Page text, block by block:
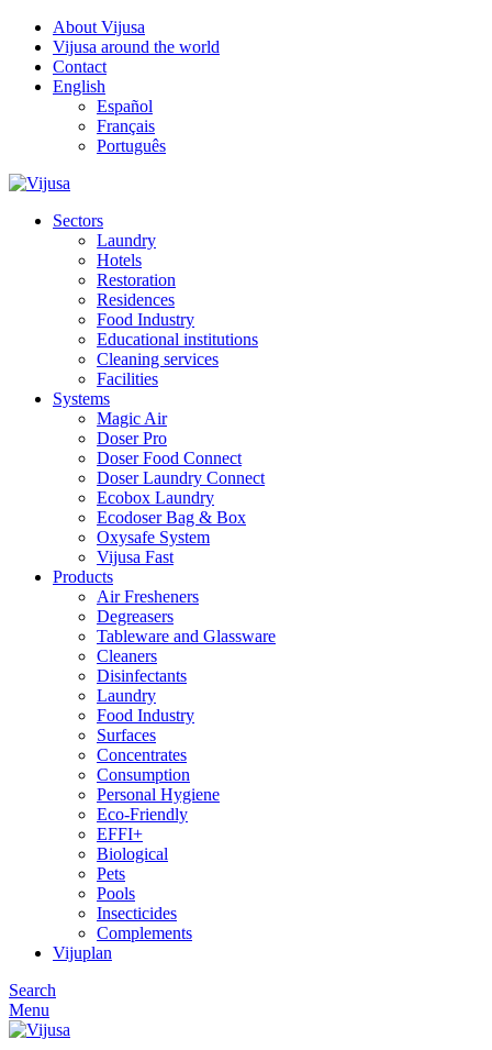
About Vijusa
Vijusa around the world
Contact
English
Español
Français
Português
Sectors
Laundry
Hotels
Restoration
Residences
Food Industry
Educational institutions
Cleaning services
Facilities
Systems
Magic Air
Doser Pro
Doser Food Connect
Doser Laundry Connect
Ecobox Laundry
Ecodoser Bag & Box
Oxysafe System
Vijusa Fast
Products
Air Fresheners
Degreasers
Tableware and Glassware
Cleaners
Disinfectants
Laundry
Food Industry
Surfaces
Concentrates
Consumption
Personal Hygiene
Eco-Friendly
EFFI+
Biological
Pets
Pools
Insecticides
Complements
Vijuplan
Search
Menu